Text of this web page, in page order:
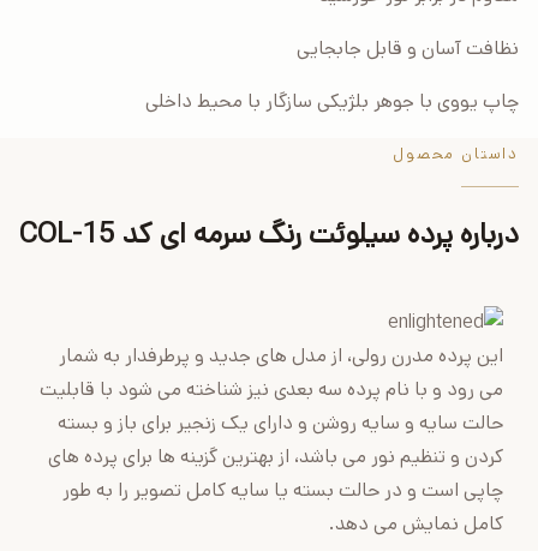
نظافت آسان و قابل جابجایی
چاپ یووی با جوهر بلژیکی سازگار با محیط داخلی
داستان محصول
درباره پرده سیلوئت رنگ سرمه ای کد COL-15
این پرده مدرن رولی، از مدل های جدید و پرطرفدار به شمار
می رود و با نام پرده سه بعدی نیز شناخته می شود با قابلیت
حالت سایه و سایه روشن و دارای یک زنجیر برای باز و بسته
کردن و تنظیم نور می باشد، از بهترین گزینه ها برای پرده های
چاپی است و در حالت بسته یا سایه کامل تصویر را به طور
کامل نمایش می دهد.